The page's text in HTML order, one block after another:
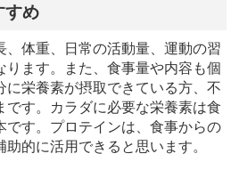
すめ
、体重、日常の活動量、運動の習
ります。また、食事量や内容も個
に栄養素が摂取できている方、不
です。カラダに必要な栄養素は食
です。プロテインは、食事からの
的に活用できると思います。